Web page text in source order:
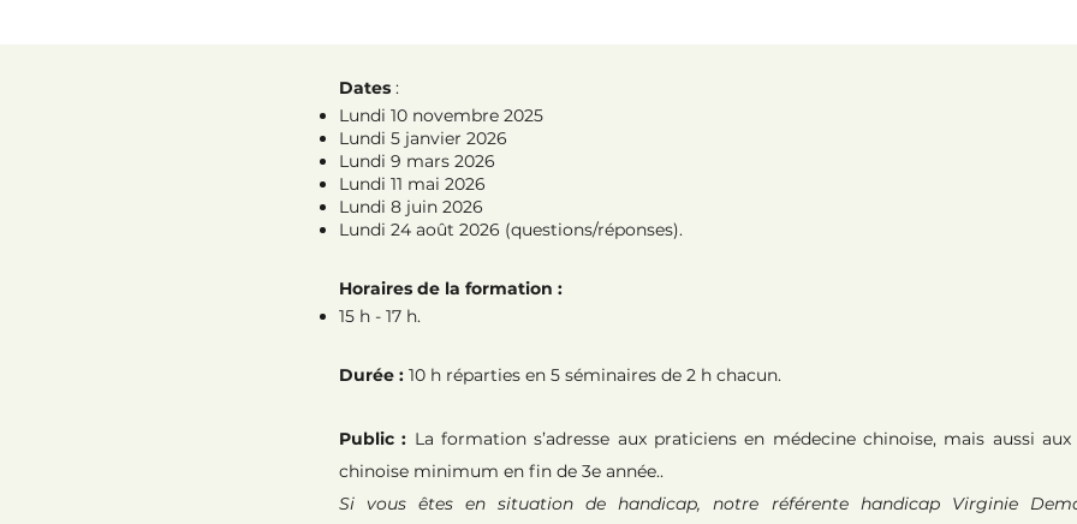
Dates :
Lundi 10 novembre 2025
Lundi 5 janvier 2026
Lundi 9 mars 2026
Lundi 11 mai 2026
Lundi 8 juin 2026
Lundi 24 août 2026 (questions/réponses).
Horaires de la formation :
15 h - 17 h.
Durée : 10 h réparties en 5 séminaires de 2 h chacun.
Public : La formation s’adresse aux praticiens en médecine chinoise, mais aussi
chinoise minimum en fin de 3e année..
Si vous êtes en situation de handicap, notre référente handicap Virginie